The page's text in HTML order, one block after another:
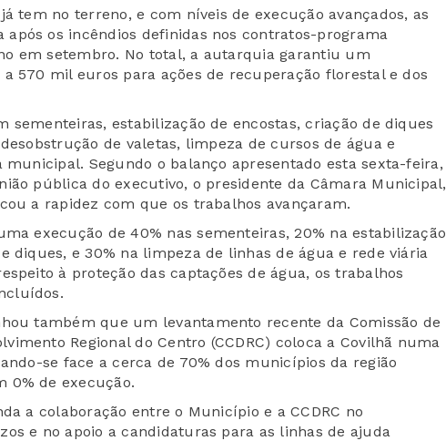
tem no terreno, e com níveis de execução avançados, as
após os incêndios definidas nos contratos-programa
em setembro. No total, a autarquia garantiu um
570 mil euros para ações de recuperação florestal e dos
sementeiras, estabilização de encostas, criação de diques
de valetas, limpeza de cursos de água e
Segundo o balanço apresentado esta sexta-feira,
pública do executivo, o presidente da Câmara Municipal,
a rapidez com que os trabalhos avançaram.
execução de 40% nas sementeiras, 20% na estabilização
diques, e 30% na limpeza de linhas de água e rede viária
à proteção das captações de água, os trabalhos
também que um levantamento recente da Comissão de
Regional do Centro (CCDRC) coloca a Covilhã numa
se face a cerca de 70% dos municípios da região
0% de execução.
a colaboração entre o Município e a CCDRC no
e no apoio a candidaturas para as linhas de ajuda